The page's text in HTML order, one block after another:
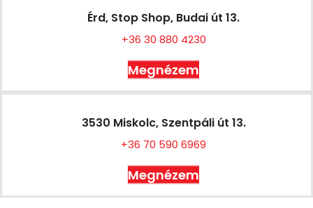
Érd, Stop Shop, Budai út 13.
+36 30 880 4230
Megnézem
3530 Miskolc, Szentpáli út 13.
+36 70 590 6969
Megnézem